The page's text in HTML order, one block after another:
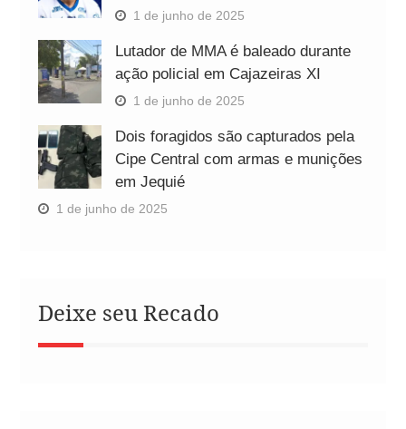
1 de junho de 2025
Lutador de MMA é baleado durante
ação policial em Cajazeiras XI
1 de junho de 2025
Dois foragidos são capturados pela
Cipe Central com armas e munições
em Jequié
1 de junho de 2025
Deixe seu Recado